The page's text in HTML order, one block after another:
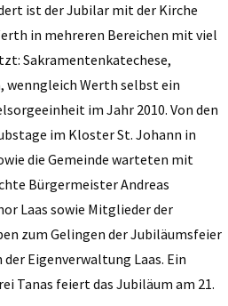
ist der Jubilar mit der Kirche
in mehreren Bereichen mit viel
Sakramentenkatechese,
Werth selbst ein
im Jahr 2010. Von den
im Kloster St. Johann in
die Gemeinde warteten mit
Bürgermeister Andreas
Laas sowie Mitglieder der
zum Gelingen der Jubiläumsfeier
Eigenverwaltung Laas. Ein
Tanas feiert das Jubiläum am 21.